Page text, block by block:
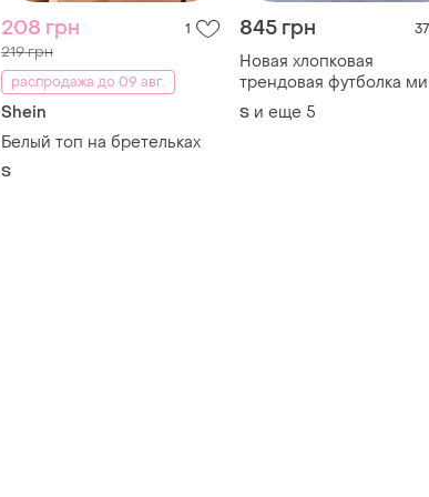
208 грн 1
219 грн
распродажа до 09 авг.
Shein
Белый топ на бретельках
S
845 грн 37
Новая хлопковая
трендовая футболка
с шипами оверсайз s-3xl
S и еще 5